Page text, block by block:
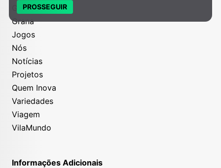
Gastronomia
Grana
Jogos
Nós
Notícias
Projetos
Quem Inova
Variedades
Viagem
VilaMundo
Informações Adicionais
PROSSEGUIR